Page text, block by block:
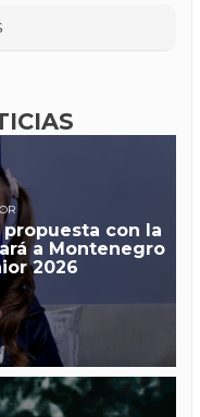
propuesta con la
a Montenegro
2026